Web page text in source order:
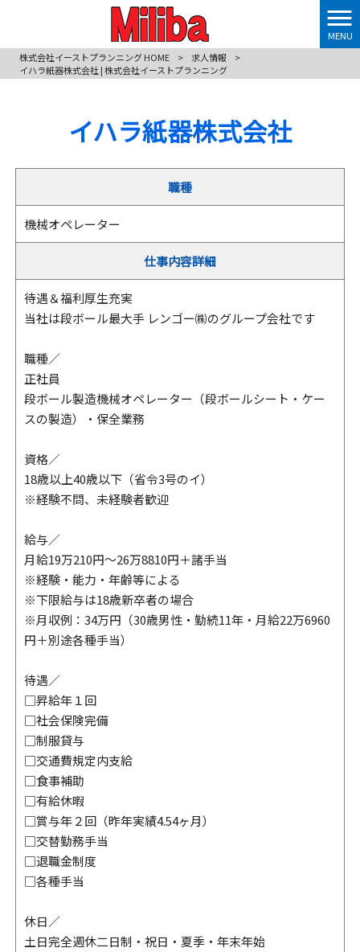
MENU
株式会社イーストプランニング HOME
> 求人情報
>
イハラ紙器株式会社 | 株式会社イーストプランニング
イハラ紙器株式会社
職種
機械オペレーター
仕事内容詳細
待遇＆福利厚生充実
当社は段ボール最大手 レンゴー㈱のグループ会社です
職種／
正社員
段ボール製造機械オペレーター（段ボールシート・ケー
スの製造）・保全業務
資格／
18歳以上40歳以下（省令3号のイ）
※経験不問、未経験者歓迎
給与／
月給19万210円～26万8810円＋諸手当
※経験・能力・年齢等による
※下限給与は18歳新卒者の場合
※月収例：34万円（30歳男性・勤続11年・月給22万6960
円＋別途各種手当）
待遇／
□昇給年１回
□社会保険完備
□制服貸与
□交通費規定内支給
□食事補助
□有給休暇
□賞与年２回（昨年実績4.54ヶ月）
□交替勤務手当
□退職金制度
□各種手当
休日／
土日完全週休二日制・祝日・夏季・年末年始